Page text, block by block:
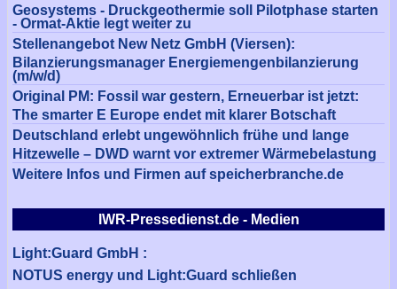
Geosystems - Druckgeothermie soll Pilotphase starten
- Ormat-Aktie legt weiter zu
Stellenangebot New Netz GmbH (Viersen):
Bilanzierungsmanager Energiemengenbilanzierung
(m/w/d)
Original PM: Fossil war gestern, Erneuerbar ist jetzt:
The smarter E Europe endet mit klarer Botschaft
Deutschland erlebt ungewöhnlich frühe und lange
Hitzewelle – DWD warnt vor extremer Wärmebelastung
Weitere Infos und Firmen auf speicherbranche.de
IWR-Pressedienst.de - Medien
Light:Guard GmbH :
NOTUS energy und Light:Guard schließen